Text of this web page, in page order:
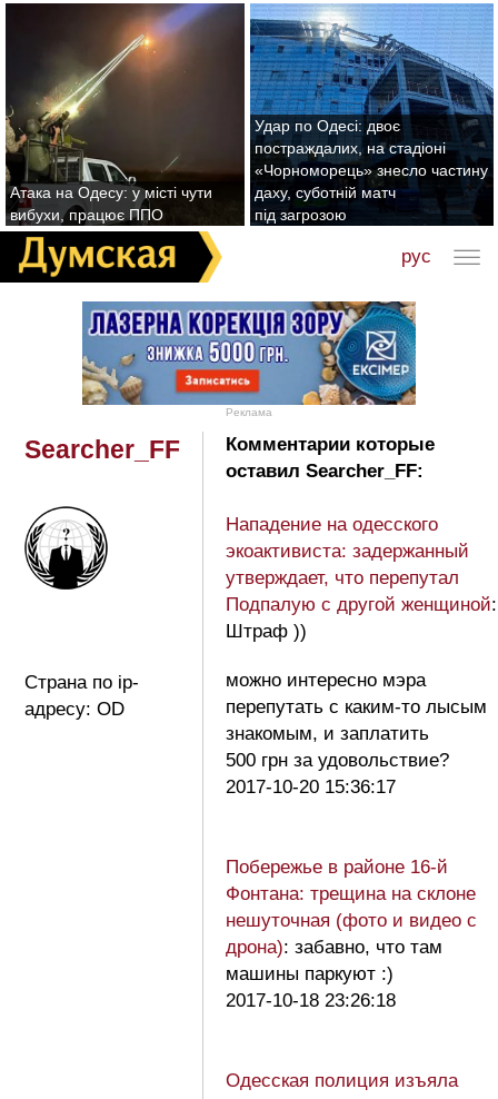
Атака на Одесу: у місті чути
вибухи, працює ППО
Удар по Одесі: двоє
постраждалих, на стадіоні
«Чорноморець» знесло частину
даху, суботній матч
під загрозою
рус
Реклама
Searcher_FF
Страна по ip-
адресу: OD
Комментарии которые
оставил Searcher_FF:
Нападение на одесского
экоактивиста: задержанный
утверждает, что перепутал
Подпалую с другой женщиной:
Штраф ))
можно интересно мэра
перепутать с каким-то лысым
знакомым, и заплатить
500 грн за удовольствие?
2017-10-20 15:36:17
Побережье в районе 16-й
Фонтана: трещина на склоне
нешуточная (фото и видео с
дрона): забавно, что там
машины паркуют :)
2017-10-18 23:26:18
Одесская полиция изъяла